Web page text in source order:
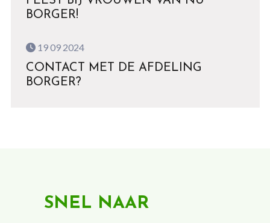
BORGER!
19 09 2024
CONTACT MET DE AFDELING
BORGER?
SNEL NAAR